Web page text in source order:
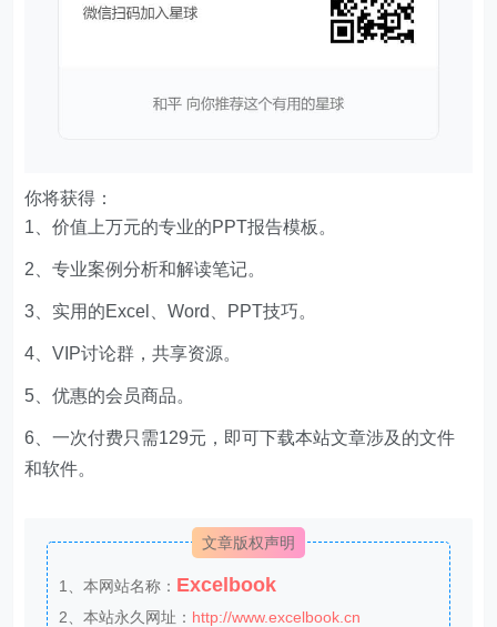
你将获得：
1、价值上万元的专业的PPT报告模板。
2、专业案例分析和解读笔记。
3、实用的Excel、Word、PPT技巧。
4、VIP讨论群，共享资源。
5、优惠的会员商品。
6、一次付费只需129元，即可下载本站文章涉及的文件
和软件。
文章版权声明
1、本网站名称： Excelbook
2、本站永久网址： http://www.excelbook.cn